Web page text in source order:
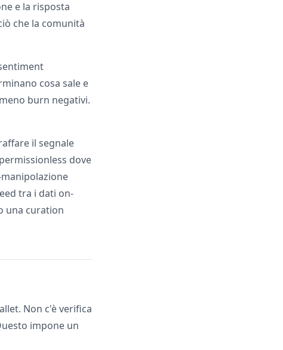
e la risposta
che la comunità
cosa sale e
burn negativi.
il segnale
dove
tra i dati on-
una curation
Non c'è verifica
impone un